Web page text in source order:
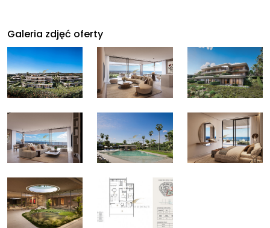
Galeria zdjęć oferty